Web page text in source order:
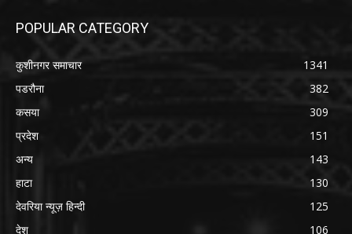
POPULAR CATEGORY
कुशीनगर समाचार
1341
पडरौना
382
कसया
309
प्रदेश
151
अन्य
143
हाटा
130
देवरिया न्यूज़ हिन्दी
125
देश
106